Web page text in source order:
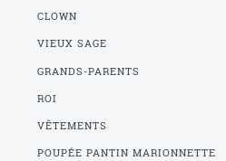
CLOWN
VIEUX SAGE
GRANDS-PARENTS
ROI
VÊTEMENTS
POUPÉE PANTIN MARIONNETTE